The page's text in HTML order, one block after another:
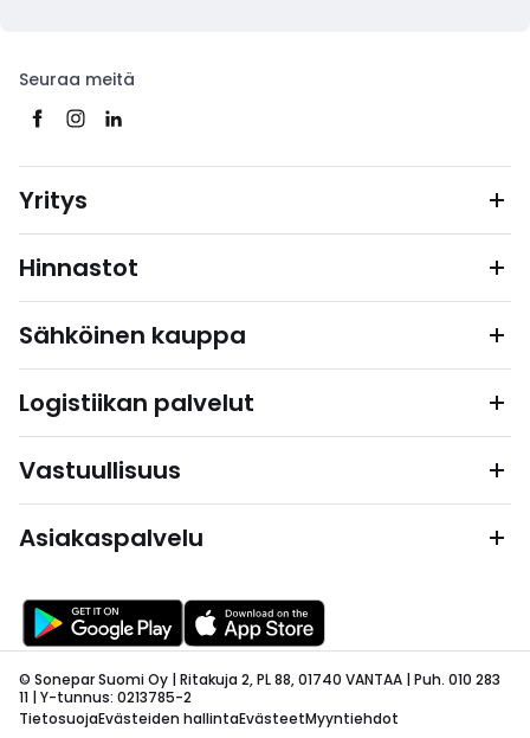
Seuraa meitä
Yritys
Hinnastot
Sähköinen kauppa
Logistiikan palvelut
Vastuullisuus
Asiakaspalvelu
© Sonepar Suomi Oy | Ritakuja 2, PL 88, 01740 VANTAA | Puh. 010 283
11 | Y-tunnus: 0213785-2
TietosuojaEvästeiden hallintaEvästeetMyyntiehdot